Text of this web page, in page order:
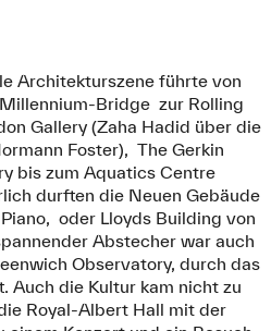
Architekturszene führte von
Bridge zur Rolling
Gallery (Zaha Hadid über die
Foster), The Gerkin
bis zum Aquatics Centre
durften die Neuen Gebäude
oder Lloyds Building von
Abstecher war auch
Observatory, durch das
die Kultur kam nicht zu
Royal-Albert Hall mit der